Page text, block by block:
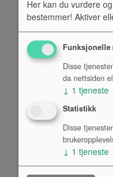
Her kan du vurdere
bestemmer! Aktiver
Funksjonelle
Disse
da nettsiden
↓ 1 tjeneste
Statistikk
Disse
↓ 1 tjeneste